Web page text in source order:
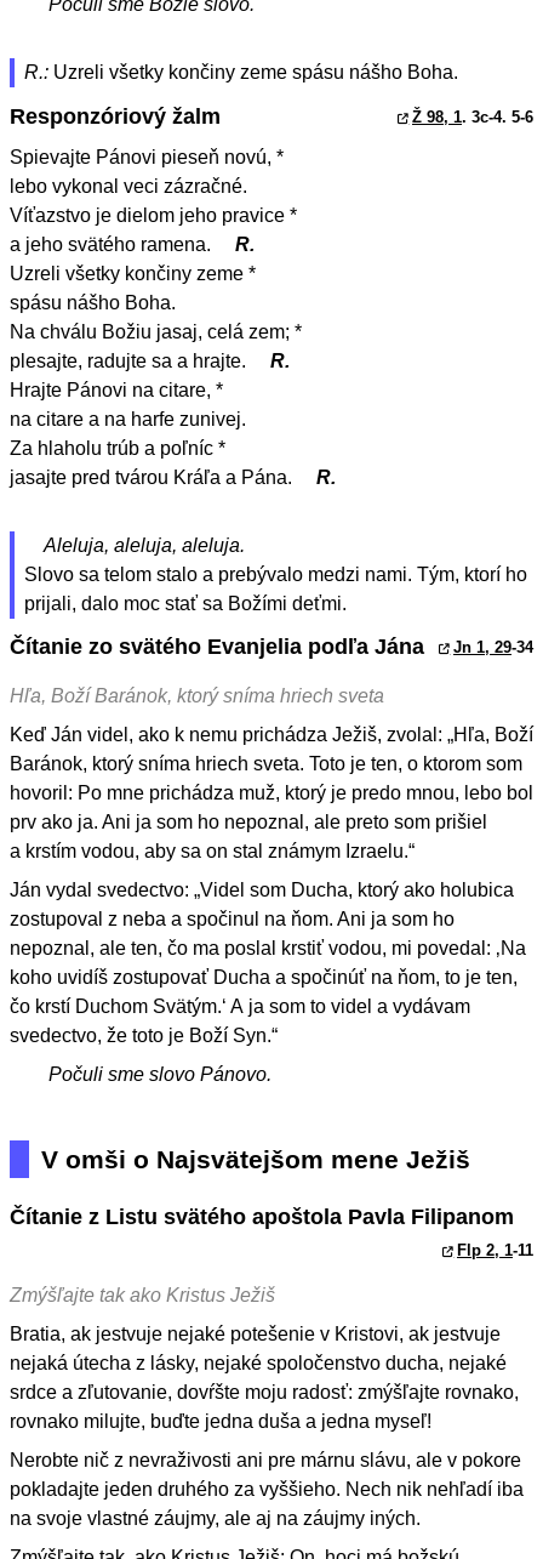
Počuli sme Božie slovo.
R.: Uzreli všetky končiny zeme spásu nášho Boha.
Responzóriový žalm Ž 98, 1. 3c-4. 5-6
Spievajte Pánovi pieseň novú, *
lebo vykonal veci zázračné.
Víťazstvo je dielom jeho pravice *
a jeho svätého ramena.
R.
Uzreli všetky končiny zeme *
spásu nášho Boha.
Na chválu Božiu jasaj, celá zem; *
plesajte, radujte sa a hrajte.
R.
Hrajte Pánovi na citare, *
na citare a na harfe zunivej.
Za hlaholu trúb a poľníc *
jasajte pred tvárou Kráľa a Pána.
R.
Aleluja, aleluja, aleluja.
Slovo sa telom stalo a prebývalo medzi nami. Tým, ktorí ho
prijali, dalo moc stať sa Božími deťmi.
Čítanie zo svätého Evanjelia podľa Jána Jn 1, 29-34
Hľa, Boží Baránok, ktorý sníma hriech sveta
Keď Ján videl, ako k nemu prichádza Ježiš, zvolal: „Hľa, Boží
Baránok, ktorý sníma hriech sveta. Toto je ten, o ktorom som
hovoril: Po mne prichádza muž, ktorý je predo mnou, lebo bol
prv ako ja. Ani ja som ho nepoznal, ale preto som prišiel
a krstím vodou, aby sa on stal známym Izraelu.“
Ján vydal svedectvo: „Videl som Ducha, ktorý ako holubica
zostupoval z neba a spočinul na ňom. Ani ja som ho
nepoznal, ale ten, čo ma poslal krstiť vodou, mi povedal: ‚Na
koho uvidíš zostupovať Ducha a spočinúť na ňom, to je ten,
čo krstí Duchom Svätým.‘ A ja som to videl a vydávam
svedectvo, že toto je Boží Syn.“
Počuli sme slovo Pánovo.
V omši o Najsvätejšom mene Ježiš
Čítanie z Listu svätého apoštola Pavla Filipanom
Flp 2, 1-11
Zmýšľajte tak ako Kristus Ježiš
Bratia, ak jestvuje nejaké potešenie v Kristovi, ak jestvuje
nejaká útecha z lásky, nejaké spoločenstvo ducha, nejaké
srdce a zľutovanie, dovŕšte moju radosť: zmýšľajte rovnako,
rovnako milujte, buďte jedna duša a jedna myseľ!
Nerobte nič z nevraživosti ani pre márnu slávu, ale v pokore
pokladajte jeden druhého za vyššieho. Nech nik nehľadí iba
na svoje vlastné záujmy, ale aj na záujmy iných.